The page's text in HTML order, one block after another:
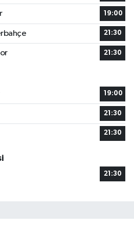
19:00
21:30
21:30
19:00
21:30
21:30
21:30